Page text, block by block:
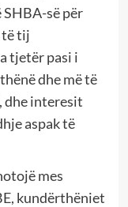
së për
të tij
tjetër pasi i
dhe më të
dhe interesit
aspak të
mes
kundërthëniet